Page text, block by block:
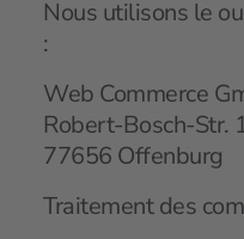
Nous utilisons le
:
Web Commerce
Robert-Bosch-Str.
77656 Offenburg
Traitement des